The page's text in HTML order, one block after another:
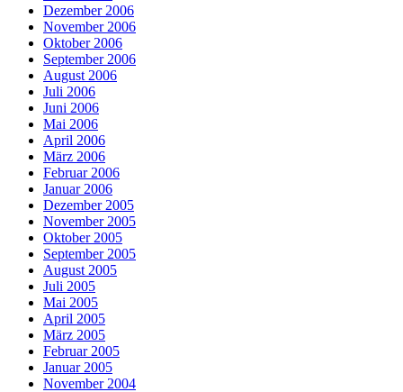
Dezember 2006
November 2006
Oktober 2006
September 2006
August 2006
Juli 2006
Juni 2006
Mai 2006
April 2006
März 2006
Februar 2006
Januar 2006
Dezember 2005
November 2005
Oktober 2005
September 2005
August 2005
Juli 2005
Mai 2005
April 2005
März 2005
Februar 2005
Januar 2005
November 2004